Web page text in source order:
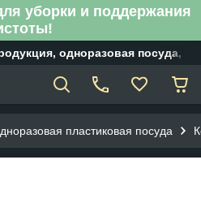
уборки и поддержания
одноразовая посуда,
пластиковая посуда